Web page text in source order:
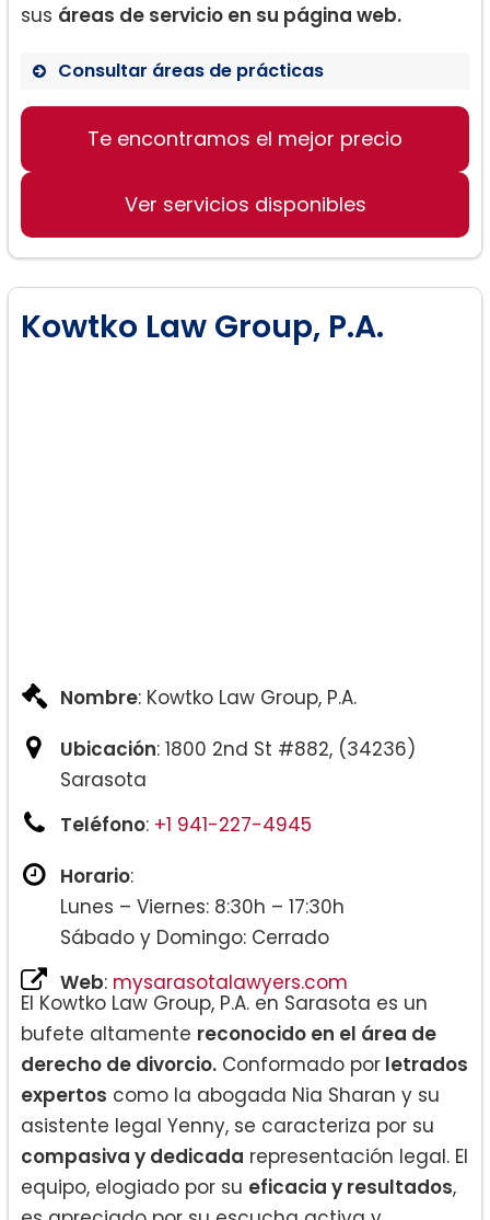
sus áreas de servicio en su página web.
Consultar áreas de prácticas
Derecho familiar
Inmigración y Visas
Card y ciudadanía
Te encontramos el mejor precio
Ver servicios disponibles
Kowtko Law Group, P.A.
Nombre: Kowtko Law Group, P.A.
Ubicación: 1800 2nd St #882, (34236)
Sarasota
Teléfono: +1 941-227-4945
Horario:
Lunes – Viernes: 8:30h – 17:30h
Sábado y Domingo: Cerrado
Web: mysarasotalawyers.com
El Kowtko Law Group, P.A. en Sarasota es un
bufete altamente reconocido en el área de
derecho de divorcio. Conformado por letrados
expertos como la abogada Nia Sharan y su
asistente legal Yenny, se caracteriza por su
compasiva y dedicada representación legal. El
equipo, elogiado por su eficacia y resultados,